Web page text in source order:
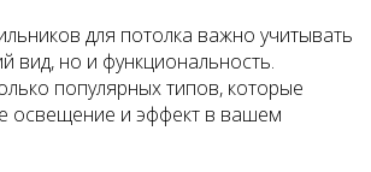
для потолка важно учитывать
вид, но и функциональность.
популярных типов, которые
освещение и эффект в вашем